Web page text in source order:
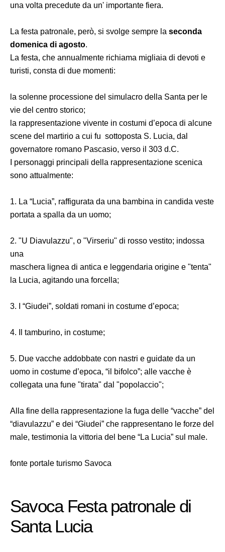
una volta precedute da un' importante fiera.
La festa patronale, però, si svolge sempre la seconda
domenica di agosto.
La festa, che annualmente richiama migliaia di devoti e
turisti, consta di due momenti:
la solenne processione del simulacro della Santa per le
vie del centro storico;
la rappresentazione vivente in costumi d’epoca di alcune
scene del martirio a cui fu sottoposta S. Lucia, dal
governatore romano Pascasio, verso il 303 d.C.
I personaggi principali della rappresentazione scenica
sono attualmente:
1. La “Lucia”, raffigurata da una bambina in candida veste
portata a spalla da un uomo;
2. "U Diavulazzu", o "Virseriu" di rosso vestito; indossa
una
maschera lignea di antica e leggendaria origine e "tenta"
la Lucia, agitando una forcella;
3. I “Giudei”, soldati romani in costume d’epoca;
4. Il tamburino, in costume;
5. Due vacche addobbate con nastri e guidate da un
uomo in costume d’epoca, “il bifolco”; alle vacche è
collegata una fune "tirata" dal "popolaccio";
Alla fine della rappresentazione la fuga delle “vacche” del
“diavulazzu” e dei “Giudei” che rappresentano le forze del
male, testimonia la vittoria del bene “La Lucia” sul male.
fonte portale turismo Savoca
Savoca Festa patronale di
Santa Lucia